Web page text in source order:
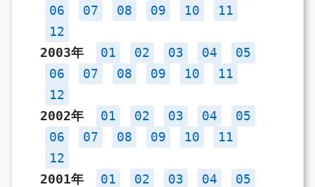
06
07 08 09 10
11
12
2003年
01 02 03 04
05
06
07 08 09 10
11
12
2002年
01 02 03 04
05
06
07 08 09 10
11
12
2001年
01 02 03 04
05